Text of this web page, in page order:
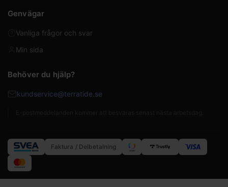
Genvägar
Vanliga frågor och svar
Min sida
Behöver du hjälp?
kundservice@terratide.se
Faktura / Delbetalning